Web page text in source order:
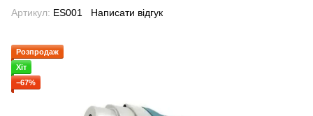
Артикул: ES001 Написати відгук
Розпродаж
Хіт
−67%